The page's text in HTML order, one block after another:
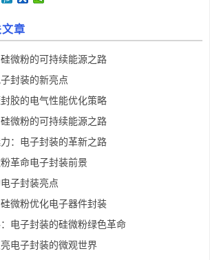
章
微粉的可持续能源之路
封装的新亮点
胶的电气性能优化策略
微粉的可持续能源之路
：电子封装的革新之路
革命电子封装前景
子封装亮点
微粉优化电子器件封装
电子封装的硅微粉绿色革命
电子封装的微观世界